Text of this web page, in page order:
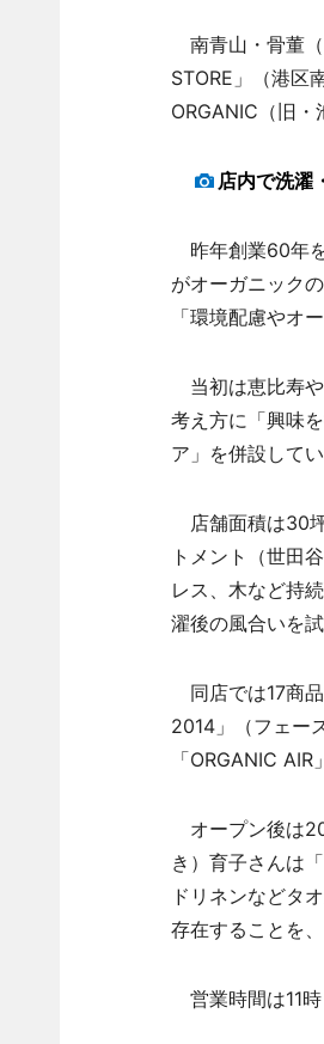
南青山・骨董（
STORE」（港区
ORGANIC（旧・
店内で洗濯
昨年創業60年
がオーガニック
「環境配慮やオ
当初は恵比寿
考え方に「興味
ア」を併設して
店舗面積は30
トメント（世田
レス、木など持
濯後の風合いを
同店では17商
2014」（フェー
「ORGANIC
オープン後は
き）育子さんは
ドリネンなどタ
存在することを
営業時間は11時